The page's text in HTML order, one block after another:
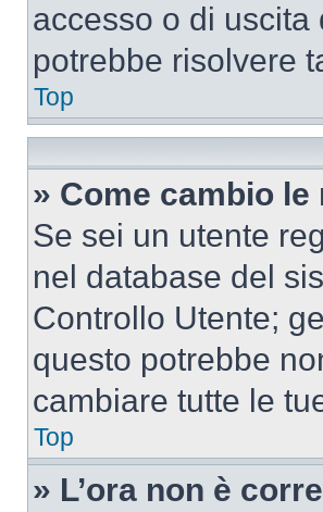
accesso o di
potrebbe risolvere
Top
» Come cambio
Se sei un utente
nel database del
Controllo Utente;
questo potrebbe
cambiare tutte le
Top
» L’ora non è